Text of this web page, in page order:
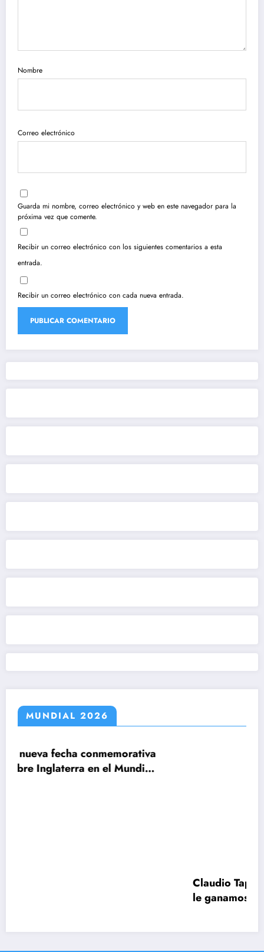
Nombre
Correo electrónico
Guarda mi nombre, correo electrónico y web en este navegador para la
próxima vez que comente.
Recibir un correo electrónico con los siguientes comentarios a esta
entrada.
Recibir un correo electrónico con cada nueva entrada.
MUNDIAL 2026
Claudio Tapia: »El Mundial se ganó
le ganamos a Inglaterra»